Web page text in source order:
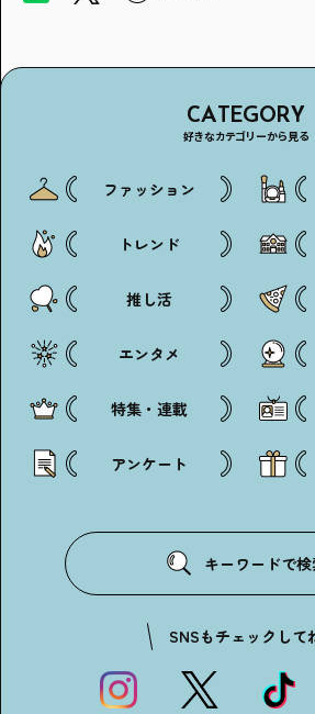
CATEGORY
好きなカテゴリーから見る
ファッション
トレンド
推し活
エンタメ
特集・連載
アンケート
キーワードで検
SNSもチェックして